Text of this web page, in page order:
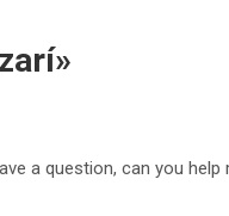
»
a question, can you help